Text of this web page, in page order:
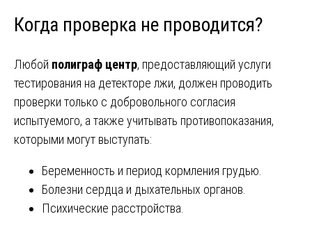
Когда проверка не проводится?
Любой полиграф центр, предоставляющий услуги
тестирования на детекторе лжи, должен проводить
проверки только с добровольного согласия
испытуемого, а также учитывать противопоказания,
которыми могут выступать:
Беременность и период кормления грудью.
Болезни сердца и дыхательных органов.
Психические расстройства.